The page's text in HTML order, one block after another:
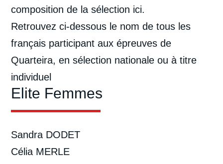
composition de la sélection ici.
Retrouvez ci-dessous le nom de tous les
français participant aux épreuves de
Quarteira, en sélection nationale ou à titre
individuel
Elite Femmes
Sandra DODET
Célia MERLE